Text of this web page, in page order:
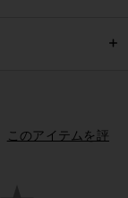
このアイテムを評